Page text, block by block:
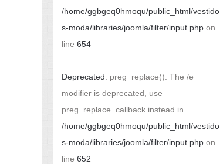
/home/ggbgeq0hmoqu/public_html/vestido
s-moda/libraries/joomla/filter/input.php on
line 654
Deprecated: preg_replace(): The /e
modifier is deprecated, use
preg_replace_callback instead in
/home/ggbgeq0hmoqu/public_html/vestido
s-moda/libraries/joomla/filter/input.php on
line 652